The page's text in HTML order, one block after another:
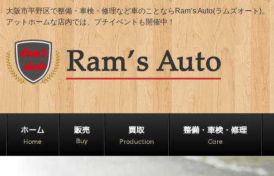
大阪市平野区で整備・車検・修理など車のことならRam‘s Auto(ラムズオート)。
アットホームな店内では、プチイベントも開催中！